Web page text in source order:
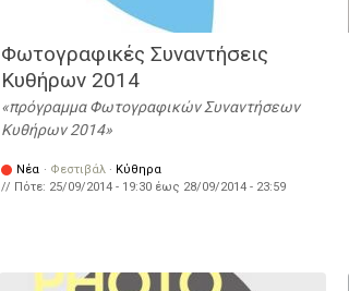
Φωτογραφικές Συναντήσεις
Κυθήρων 2014
πρόγραμμα Φωτογραφικών Συναντήσεων
Κυθήρων 2014
Νέα · Φεστιβάλ · Κύθηρα
// Πότε: 25/09/2014 - 19:30 έως 28/09/2014 - 23:59